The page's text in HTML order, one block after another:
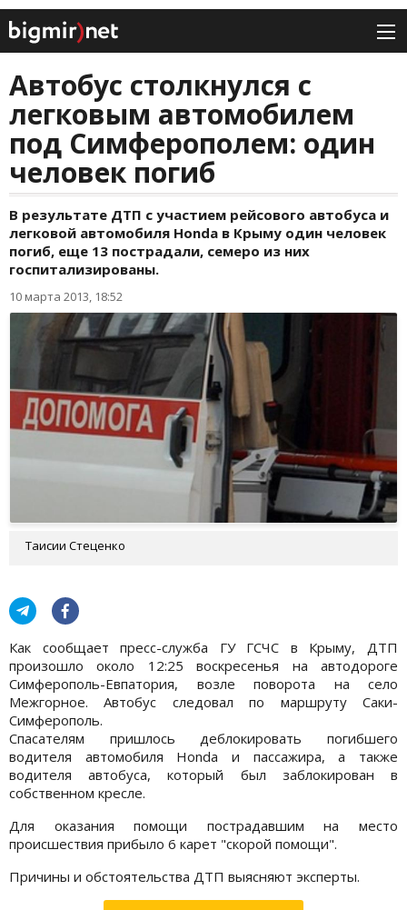
Автобус столкнулся с
легковым автомобилем
под Симферополем: один
человек погиб
В результате ДТП с участием рейсового автобуса и
легковой автомобиля Honda в Крыму один человек
погиб, еще 13 пострадали, семеро из них
госпитализированы.
10 марта 2013, 18:52
Таисии Стеценко
Как сообщает пресс-служба ГУ ГСЧС в Крыму, ДТП
произошло около 12:25 воскресенья на автодороге
Симферополь-Евпатория, возле поворота на село
Межгорное. Автобус следовал по маршруту Саки-
Симферополь.
Спасателям пришлось деблокировать погибшего
водителя автомобиля Honda и пассажира, а также
водителя автобуса, который был заблокирован в
собственном кресле.
Для оказания помощи пострадавшим на место
происшествия прибыло 6 карет "скорой помощи".
Причины и обстоятельства ДТП выясняют эксперты.